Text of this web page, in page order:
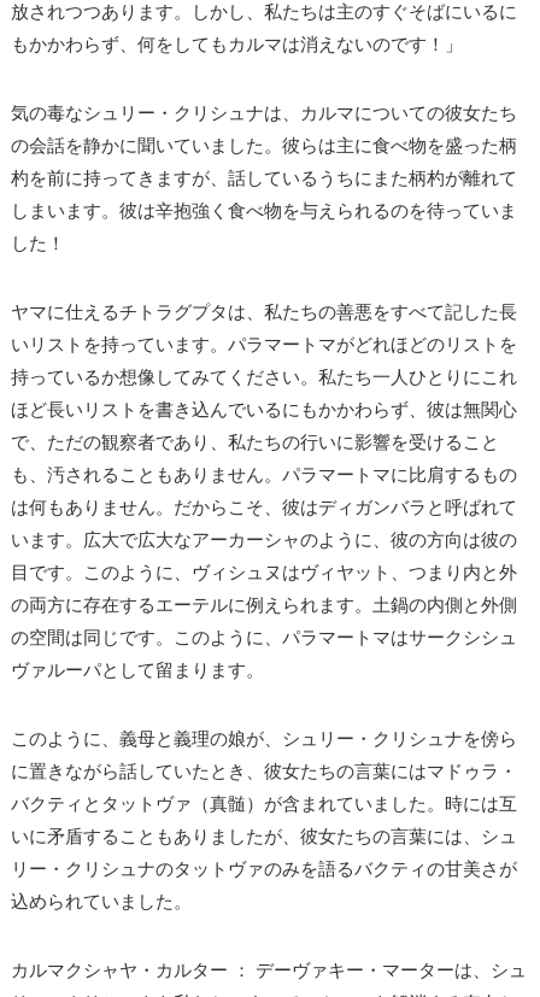
放されつつあります。しかし、私たちは主のすぐそばにいるに
もかかわらず、何をしてもカルマは消えないのです！」
気の毒なシュリー・クリシュナは、カルマについての彼女たち
の会話を静かに聞いていました。彼らは主に食べ物を盛った柄
杓を前に持ってきますが、話しているうちにまた柄杓が離れて
しまいます。彼は辛抱強く食べ物を与えられるのを待っていま
した！
ヤマに仕えるチトラグプタは、私たちの善悪をすべて記した長
いリストを持っています。パラマートマがどれほどのリストを
持っているか想像してみてください。私たち一人ひとりにこれ
ほど長いリストを書き込んでいるにもかかわらず、彼は無関心
で、ただの観察者であり、私たちの行いに影響を受けること
も、汚されることもありません。パラマートマに比肩するもの
は何もありません。だからこそ、彼はディガンバラと呼ばれて
います。広大で広大なアーカーシャのように、彼の方向は彼の
目です。このように、ヴィシュヌはヴィヤット、つまり内と外
の両方に存在するエーテルに例えられます。土鍋の内側と外側
の空間は同じです。このように、パラマートマはサークシシュ
ヴァルーパとして留まります。
このように、義母と義理の娘が、シュリー・クリシュナを傍ら
に置きながら話していたとき、彼女たちの言葉にはマドゥラ・
バクティとタットヴァ（真髄）が含まれていました。時には互
いに矛盾することもありましたが、彼女たちの言葉には、シュ
リー・クリシュナのタットヴァのみを語るバクティの甘美さが
込められていました。
カルマクシャヤ・カルター ： デーヴァキー・マーターは、シュ